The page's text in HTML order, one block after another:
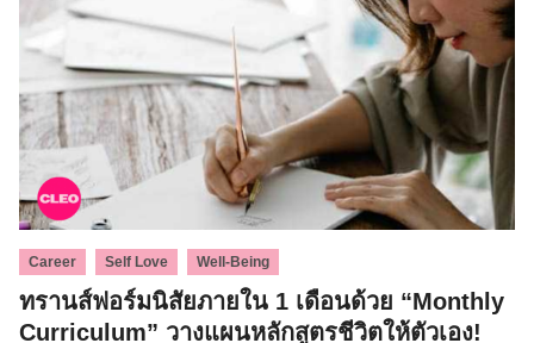
Career Self Love Well-Being
ทรานส์ฟอร์มนิสัยภายใน 1 เดือนด้วย “Monthly
Curriculum” วางแผนหลักสูตรชีวิตให้ตัวเอง!